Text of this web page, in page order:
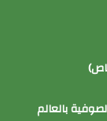
بالعالم